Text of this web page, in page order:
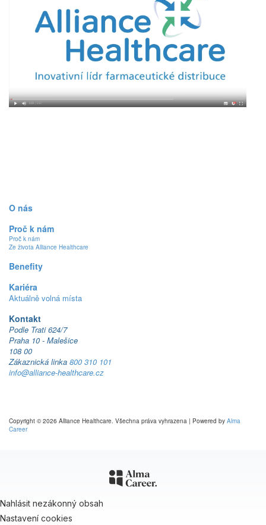
O nás
Proč k nám
Proč k nám
Ze života Alliance Healthcare
Benefity
Kariéra
Aktuálně volná místa
Kontakt
Podle Trati 624/7
Praha 10 - Malešice
108 00
Zákaznická linka 800 310 101
info@alliance-healthcare.cz
Copyright © 2026 Alliance Healthcare. Všechna práva vyhrazena | Powered by Alma
Career
Nahlásit nezákonný obsah
Nastavení cookies